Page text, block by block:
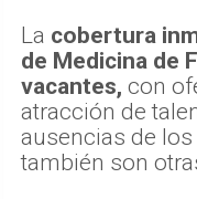
La cobertura
de Medicina de
vacantes, con
atracción de
ausencias de
también son